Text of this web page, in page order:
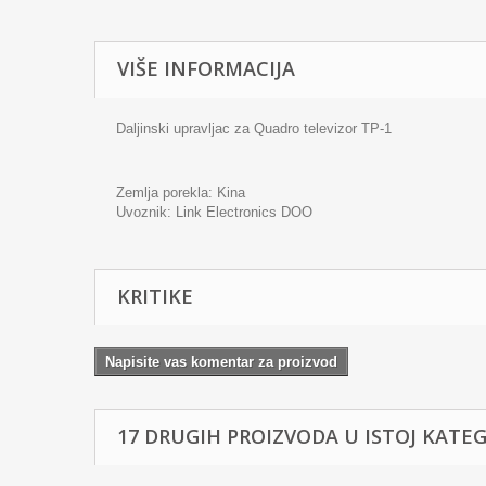
VIŠE INFORMACIJA
Daljinski upravljac za Quadro televizor TP-1
Zemlja porekla: Kina
Uvoznik: Link Electronics DOO
KRITIKE
Napisite vas komentar za proizvod
17 DRUGIH PROIZVODA U ISTOJ